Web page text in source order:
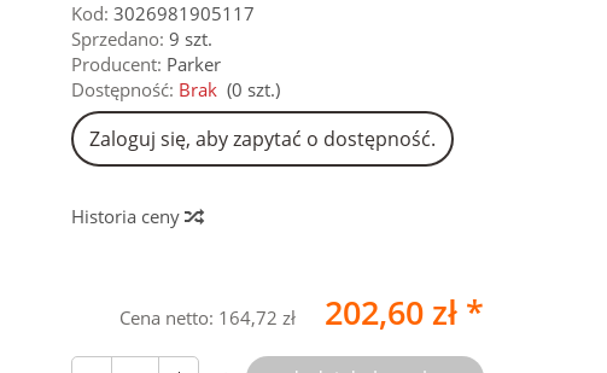
Kod: 3026981905117
Sprzedano: 9 szt.
Producent: Parker
Dostępność: Brak (0 szt.)
Zaloguj się, aby zapytać o dostępność.
Historia ceny
Cena netto: 164,72 zł 202,60 zł *